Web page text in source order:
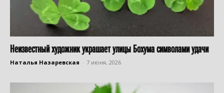
Неизвестный художник украшает улицы Бохума символами удачи
Наталья Назаревская 7 июня, 2026